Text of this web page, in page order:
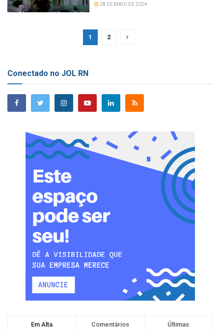
28 DE MAIO DE 2024
1 2
Conectado no JOL RN
Em Alta Comentários Últimas